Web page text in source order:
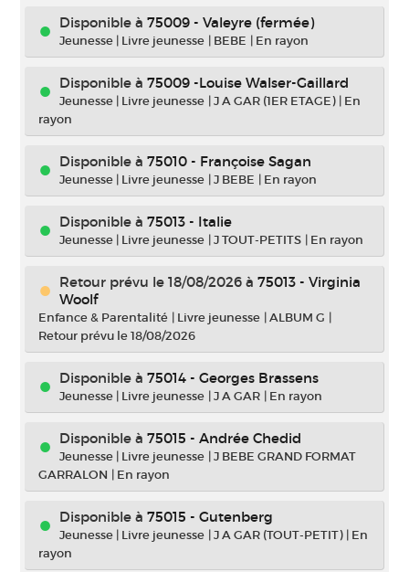
Disponible à 75009 - Valeyre (fermée)
Jeunesse | Livre jeunesse | BEBE | En rayon
Disponible à 75009 -Louise Walser-Gaillard
Jeunesse | Livre jeunesse |J A GAR (1ER ETAGE) | En
rayon
Disponible à 75010 - Françoise Sagan
Jeunesse | Livre jeunesse |J BEBE | En rayon
Disponible à 75013 - Italie
Jeunesse | Livre jeunesse |J TOUT-PETITS | En rayon
Retour prévu le 18/08/2026 à 75013 - Virginia
Woolf
Enfance & Parentalité | Livre jeunesse |ALBUM G |
Retour prévu le 18/08/2026
Disponible à 75014 - Georges Brassens
Jeunesse | Livre jeunesse |J A GAR | En rayon
Disponible à 75015 - Andrée Chedid
Jeunesse | Livre jeunesse |J BEBE GRAND FORMAT
GARRALON | En rayon
Disponible à 75015 - Gutenberg
Jeunesse | Livre jeunesse |J A GAR (TOUT-PETIT) | En
rayon